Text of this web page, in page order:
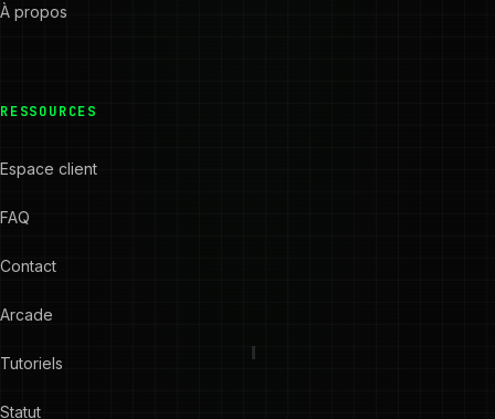
À propos
RESSOURCES
Espace client
FAQ
Contact
Arcade
Tutoriels
Statut